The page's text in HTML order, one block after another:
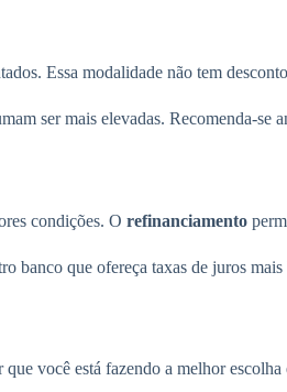
Essa modalidade não tem
ser mais elevadas. Recomenda-se
condições. O refinanciamento
banco que ofereça taxas de juros
você está fazendo a melhor